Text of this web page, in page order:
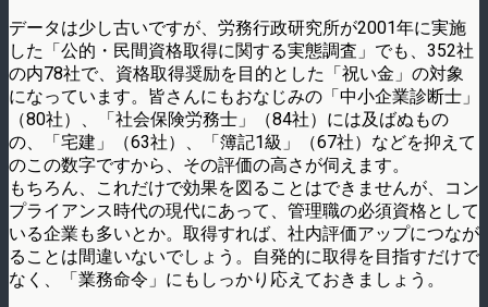
データは少し古いですが、労務行政研究所が2001年に実施
した「公的・民間資格取得に関する実態調査」でも、352社
の内78社で、資格取得奨励を目的とした「祝い金」の対象
になっています。皆さんにもおなじみの「中小企業診断士」
（80社）、「社会保険労務士」（84社）には及ばぬもの
の、「宅建」（63社）、「簿記1級」（67社）などを抑えて
のこの数字ですから、その評価の高さが伺えます。
もちろん、これだけで効果を図ることはできませんが、コン
プライアンス時代の現代にあって、管理職の必須資格として
いる企業も多いとか。取得すれば、社内評価アップにつなが
ることは間違いないでしょう。自発的に取得を目指すだけで
なく、「業務命令」にもしっかり応えておきましょう。